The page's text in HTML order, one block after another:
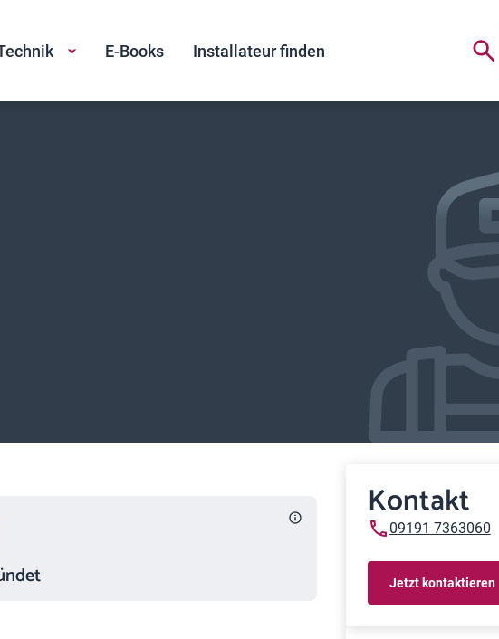
E-Books Installateur finden
Kontakt
09191 7363060
Jetzt kontaktieren